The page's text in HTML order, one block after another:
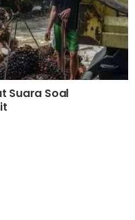
Suara Soal